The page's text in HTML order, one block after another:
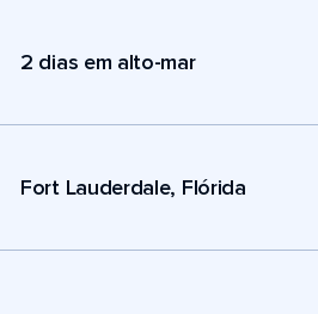
2 dias em alto-mar
Fort Lauderdale, Flórida